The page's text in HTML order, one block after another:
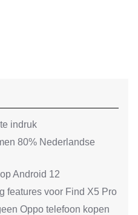
indruk
80% Nederlandse
Android 12
features voor Find X5 Pro
Oppo telefoon kopen